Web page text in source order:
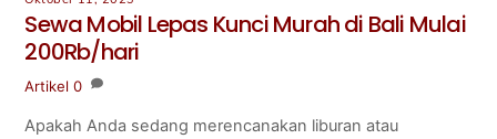
Sewa Mobil Lepas Kunci Murah di Bali Mulai
200Rb/hari
Artikel 0
Apakah Anda sedang merencanakan liburan atau